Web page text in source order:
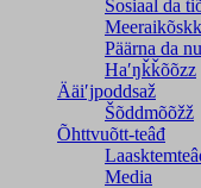
Sosiaal da
Päärna da
Haʹŋǩǩõõzz
Ääiʹjpoddsaž
Šõddmõõžž
Õhttvuõtt-teâđ
Media